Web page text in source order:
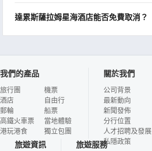
達累斯薩拉姆星海酒店能否免費取消？
我們的產品
旅行團
酒店
郵輪
高鐵火車票
港玩港食
機票
自由行
船票
當地體驗
獨立包團
關於我們
公司背景
最新動向
新聞發佈
分行位置
人才招聘及發展
私隱政策
旅遊資訊 旅遊服務